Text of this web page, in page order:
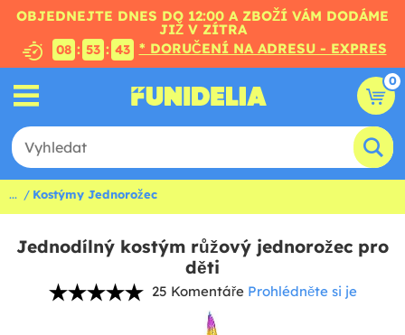
OBJEDNEJTE DNES DO 12:00 A ZBOŽÍ VÁM DODÁME
JIŽ V ZÍTRA
08 : 53 : 42 * DORUČENÍ NA ADRESU - EXPRES
0
... Kostýmy Jednorožec
Jednodílný kostým růžový jednorožec pro
děti
25 Komentáře Prohlédněte si je